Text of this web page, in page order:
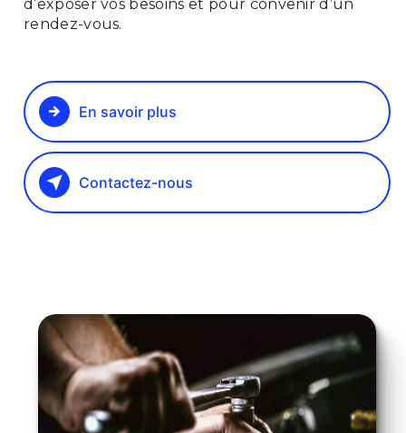
d’exposer vos besoins et pour convenir d’un
rendez-vous.
En savoir plus
Contactez-nous